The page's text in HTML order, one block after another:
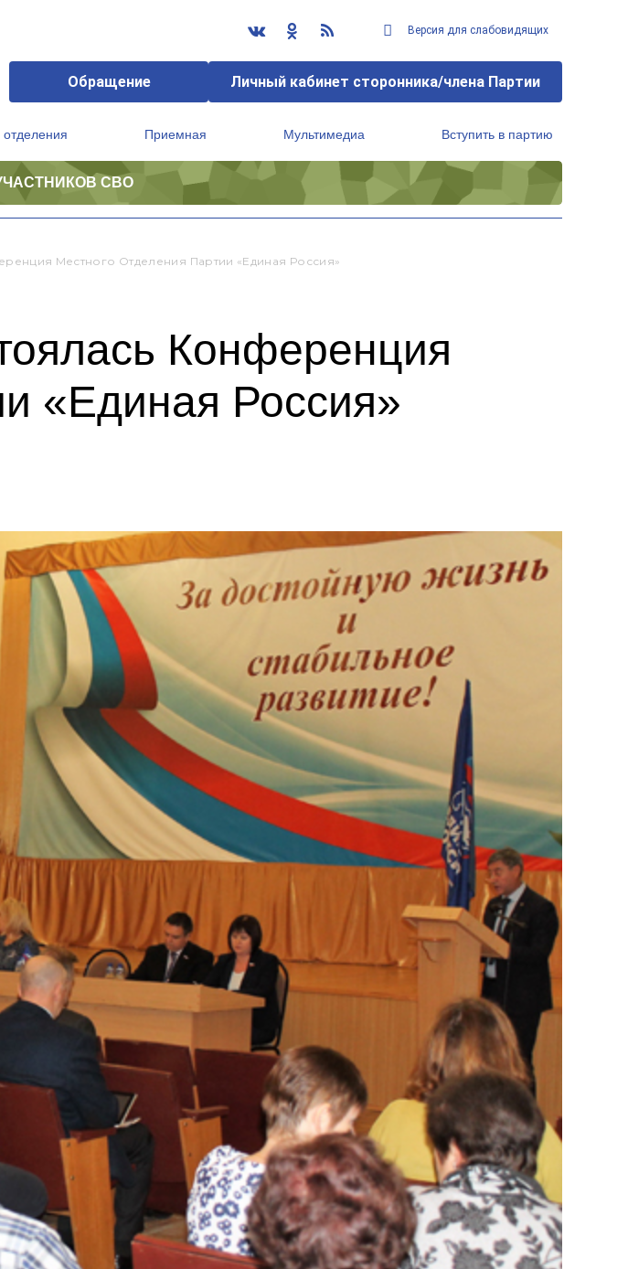
Версия для слабовидящих
Обращение Личный кабинет сторонника/члена Партии
Приемная Мультимедиа Вступить в партию
СВО
Местного Отделения Партии «Единая Россия»
Конференция
«Единая Россия»